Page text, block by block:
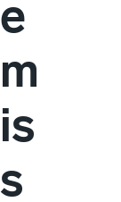
e
m
is
s